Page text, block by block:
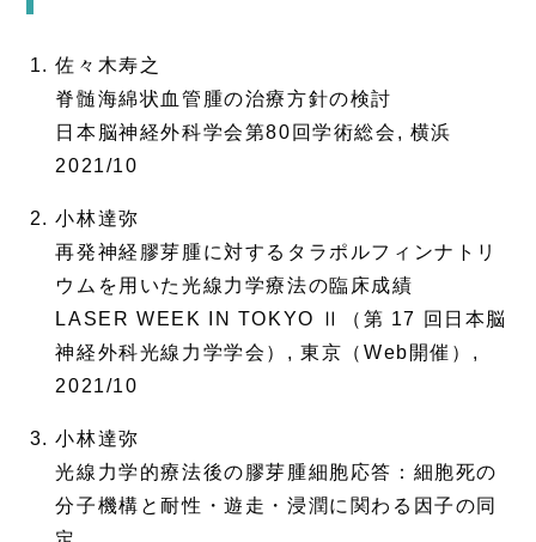
佐々木寿之
脊髄海綿状血管腫の治療方針の検討
日本脳神経外科学会第80回学術総会, 横浜
2021/10
小林達弥
再発神経膠芽腫に対するタラポルフィンナトリ
ウムを用いた光線力学療法の臨床成績
LASER WEEK IN TOKYO Ⅱ（第 17 回日本脳
神経外科光線力学学会）, 東京（Web開催）,
2021/10
小林達弥
光線力学的療法後の膠芽腫細胞応答：細胞死の
分子機構と耐性・遊走・浸潤に関わる因子の同